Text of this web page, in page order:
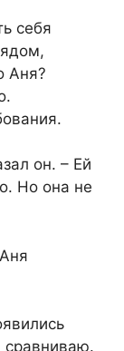
себя
Аня?
он. – Ей
Но она не
сравниваю.